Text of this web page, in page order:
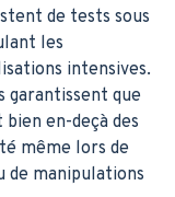
de tests sous
les
intensives.
garantissent que
en-deçà des
même lors de
de manipulations